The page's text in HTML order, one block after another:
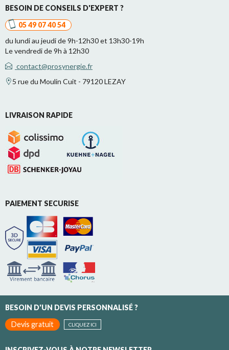
BESOIN DE CONSEILS D'EXPERT ?
05 49 07 40 54
du lundi au jeudi de 9h-12h30 et 13h30-19h
Le vendredi de 9h à 12h30
contact@prosynergie.fr
5 rue du Moulin Cuit - 79120 LEZAY
LIVRAISON RAPIDE
PAIEMENT SECURISE
BESOIN D'UN DEVIS PERSONNALISÉ ?
Devis gratuit
CLIQUEZ ICI